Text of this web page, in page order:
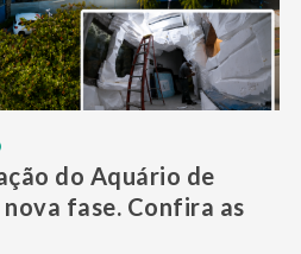
do Aquário de
fase. Confira as